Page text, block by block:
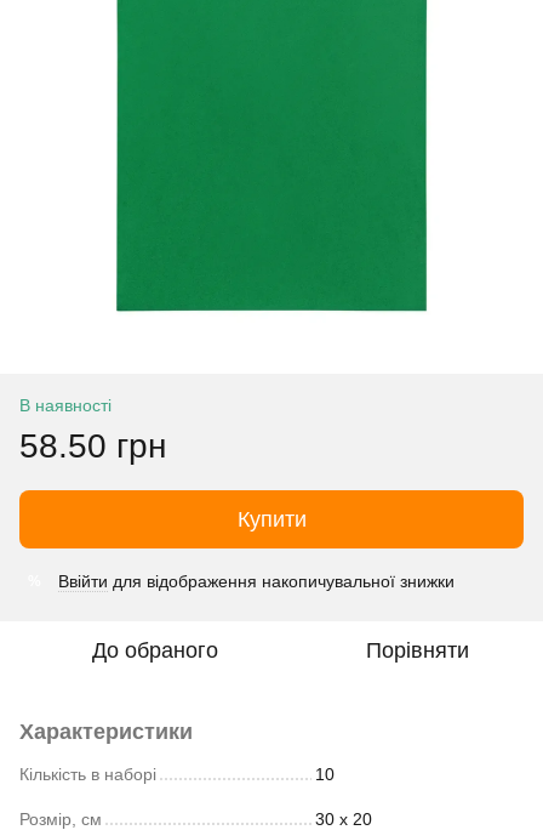
В наявності
58.50 грн
Купити
Ввійти для відображення накопичувальної знижки
До обраного Порівняти
Характеристики
Кількість в наборі 10
Розмір, см 30 х 20